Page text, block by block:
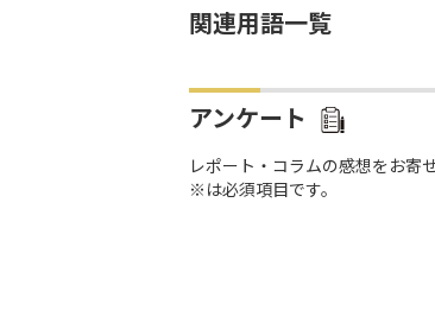
関連用語一覧
アンケート
レポート・コラムの感想をお寄
※は必須項目です。